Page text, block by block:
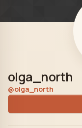
olga_north
@olga_north